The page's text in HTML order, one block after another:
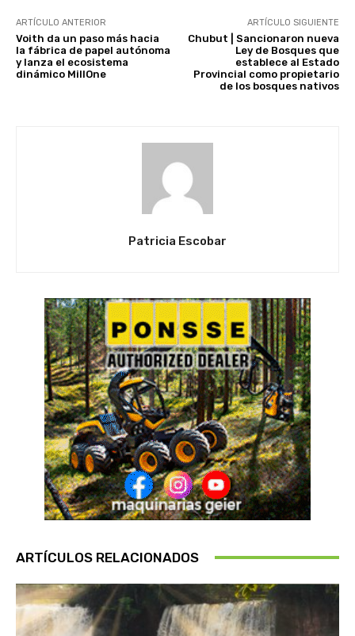
ARTÍCULO ANTERIOR
Voith da un paso más hacia
la fábrica de papel autónoma
y lanza el ecosistema
dinámico MillOne
ARTÍCULO SIGUIENTE
Chubut | Sancionaron nueva
Ley de Bosques que
establece al Estado
Provincial como propietario
de los bosques nativos
Patricia Escobar
ARTÍCULOS RELACIONADOS